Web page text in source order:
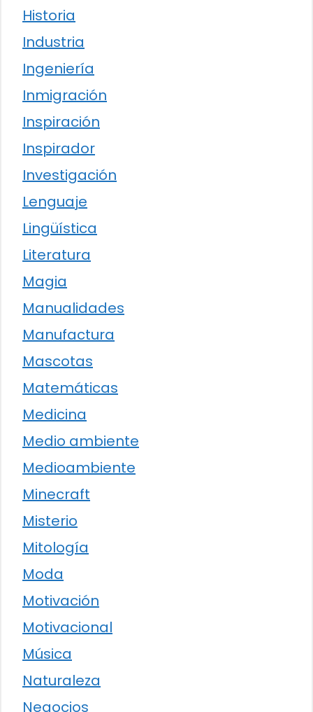
Historia
Industria
Ingeniería
Inmigración
Inspiración
Inspirador
Investigación
Lenguaje
Lingüística
Literatura
Magia
Manualidades
Manufactura
Mascotas
Matemáticas
Medicina
Medio ambiente
Medioambiente
Minecraft
Misterio
Mitología
Moda
Motivación
Motivacional
Música
Naturaleza
Negocios